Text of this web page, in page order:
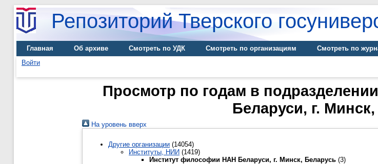
Репозиторий Тверского
Главная Об архиве Смотреть по УДК Смотреть по организациям Смотреть по
Войти
Просмотр по годам в
Беларуси, г.
На уровень вверх
Другие организации (14054)
Институты, НИИ (1419)
Институт философии НАН Беларуси, г. Минск, Беларусь (3)